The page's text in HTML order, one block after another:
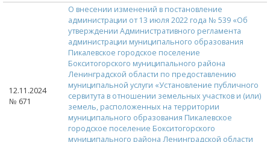
12.11.2024
№ 671
О внесении изменений в постановление
администрации от 13 июля 2022 года № 539 «Об
утверждении Административного регламента
администрации муниципального образования
Пикалевское городское поселение
Бокситогорского муниципального района
Ленинградской области по предоставлению
муниципальной услуги «Установление публичного
сервитута в отношении земельных участков и (или)
земель, расположенных на территории
муниципального образования Пикалевское
городское поселение Бокситогорского
муниципального района Ленинградской области